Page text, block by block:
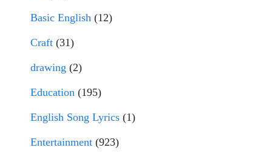
Basic English (12)
Craft (31)
drawing (2)
Education (195)
English Song Lyrics (1)
Entertainment (923)